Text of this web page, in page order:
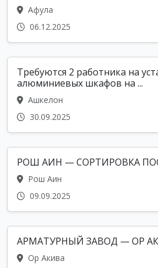
Афула
06.12.2025
Требуются 2 работника на
алюминиевых шкафов на ...
Ашкелон
30.09.2025
РОШ АИН — СОРТИРОВКА
Рош Аин
09.09.2025
АРМАТУРНЫЙ ЗАВОД — ОР
Ор Акива